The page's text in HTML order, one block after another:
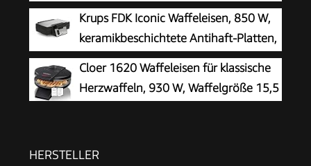
klassische Herzwaffeln, platzsparend
und praktisch, ca. 1.300 W Leistung,
schwarz/Edelstal, WA 2103
Krups FDK Iconic Waffeleisen, 850 W,
keramikbeschichtete Antihaft-Platten,
ikonisches Design, vertikale
Aufbewahrung, benutzerfreundlich,
Schwarz/Edelstahl, FDK261
Cloer 1620 Waffeleisen für klassische
Herzwaffeln, 930 W, Waffelgröße 15,5
HERSTELLER